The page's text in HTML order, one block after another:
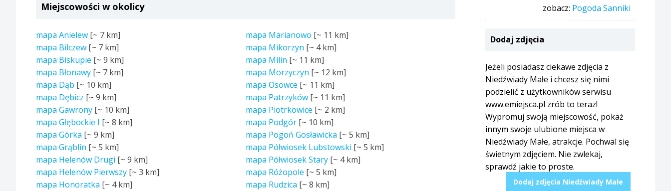
Miejscowości w okolicy
mapa Anielew [~ 7 km]
mapa Bilczew [~ 7 km]
mapa Biskupie [~ 9 km]
mapa Błonawy [~ 7 km]
mapa Dąb [~ 10 km]
mapa Dębicz [~ 9 km]
mapa Gawrony [~ 10 km]
mapa Głębockie I [~ 8 km]
mapa Górka [~ 9 km]
mapa Grąblin [~ 5 km]
mapa Helenów Drugi [~ 9 km]
mapa Helenów Pierwszy [~ 3 km]
mapa Honoratka [~ 4 km]
mapa Marianowo [~ 11 km]
mapa Mikorzyn [~ 4 km]
mapa Milin [~ 11 km]
mapa Morzyczyn [~ 12 km]
mapa Osowce [~ 11 km]
mapa Patrzyków[~ 11 km]
mapa Piotrkowice [~ 2 km]
mapa Podgór[~ 10 km]
mapa Pogoń Gosławicka [~ 5 km]
mapa Półwiosek Lubstowski [~ 5 km]
mapa Półwiosek Stary[~ 4 km]
mapa Różopole [~ 5 km]
mapa Rudzica [~ 8 km]
zobacz: Pogoda Sanniki
Dodaj zdjęcia
Jeżeli posiadasz ciekawe zdjęcia z
Niedźwiady Małe i chcesz się nimi
podzielić z użytkowników serwisu
www.emiejsca.pl zrób to teraz!
Wypromuj swoją miejscowość, pokaż
innym swoje ulubione miejsca w
Niedźwiady Małe, atrakcje. Pochwal się
świetnym zdjęciem. Nie zwlekaj,
sprawdź jakie to proste.
Dodaj zdjęcia Niedźwiady Małe